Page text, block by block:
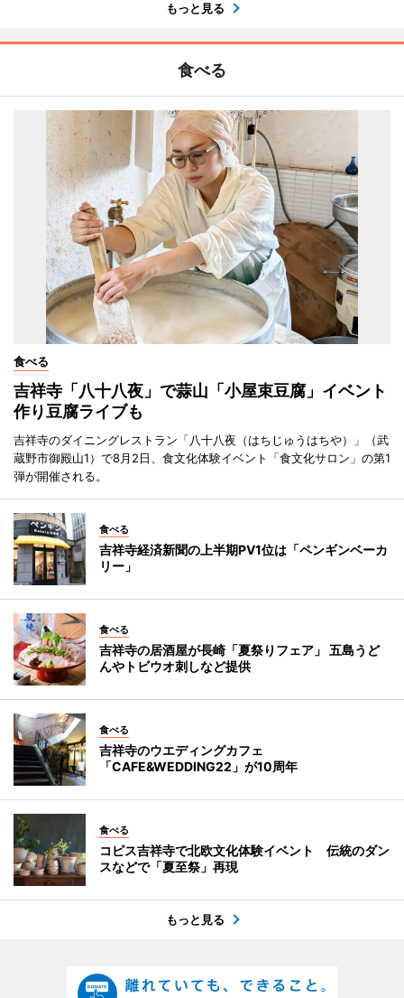
もっと見る
食べる
食べる
吉祥寺「八十八夜」で蒜山「小屋束豆腐」イベント
作り豆腐ライブも
吉祥寺のダイニングレストラン「八十八夜（はちじゅうはちや）」（武
蔵野市御殿山1）で8月2日、食文化体験イベント「食文化サロン」の第1
弾が開催される。
食べる
吉祥寺経済新聞の上半期PV1位は「ペンギンベーカ
リー」
食べる
吉祥寺の居酒屋が長崎「夏祭りフェア」 五島うど
んやトビウオ刺しなど提供
食べる
吉祥寺のウエディングカフェ
「CAFE&WEDDING22」が10周年
食べる
コピス吉祥寺で北欧文化体験イベント 伝統のダン
スなどで「夏至祭」再現
もっと見る